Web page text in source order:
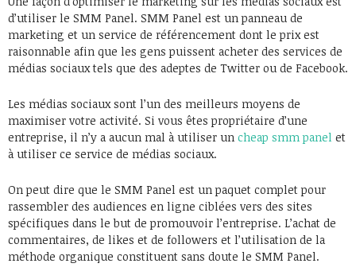
d’utiliser le SMM Panel. SMM Panel est un panneau de
marketing et un service de référencement dont le prix est
raisonnable afin que les gens puissent acheter des services de
médias sociaux tels que des adeptes de Twitter ou de Facebook.
Les médias sociaux sont l’un des meilleurs moyens de
maximiser votre activité. Si vous êtes propriétaire d’une
entreprise, il n’y a aucun mal à utiliser un cheap smm panel et
à utiliser ce service de médias sociaux.
On peut dire que le SMM Panel est un paquet complet pour
rassembler des audiences en ligne ciblées vers des sites
spécifiques dans le but de promouvoir l’entreprise. L’achat de
commentaires, de likes et de followers et l’utilisation de la
méthode organique constituent sans doute le SMM Panel.